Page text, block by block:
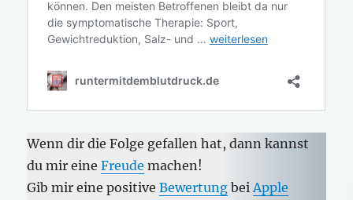
Wenn dir die Folge gefallen hat, dann kannst
du mir eineFreude machen!
Gib mir eine positiveBewertung bei Apple